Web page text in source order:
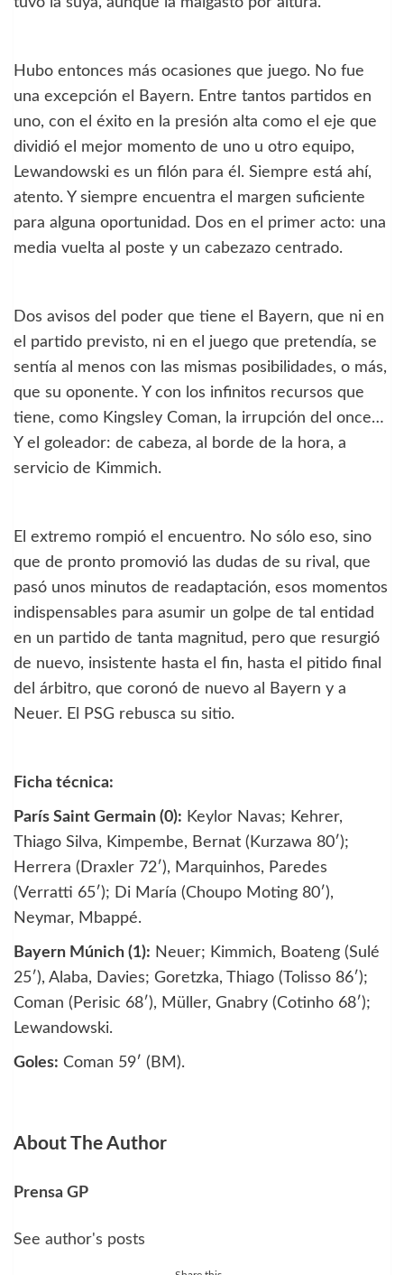
Hubo entonces más ocasiones que juego. No fue
una excepción el Bayern. Entre tantos partidos en
uno, con el éxito en la presión alta como el eje que
dividió el mejor momento de uno u otro equipo,
Lewandowski es un filón para él. Siempre está ahí,
atento. Y siempre encuentra el margen suficiente
para alguna oportunidad. Dos en el primer acto: una
media vuelta al poste y un cabezazo centrado.
Dos avisos del poder que tiene el Bayern, que ni en
el partido previsto, ni en el juego que pretendía, se
sentía al menos con las mismas posibilidades, o más,
que su oponente. Y con los infinitos recursos que
tiene, como Kingsley Coman, la irrupción del once…
Y el goleador: de cabeza, al borde de la hora, a
servicio de Kimmich.
El extremo rompió el encuentro. No sólo eso, sino
que de pronto promovió las dudas de su rival, que
pasó unos minutos de readaptación, esos momentos
indispensables para asumir un golpe de tal entidad
en un partido de tanta magnitud, pero que resurgió
de nuevo, insistente hasta el fin, hasta el pitido final
del árbitro, que coronó de nuevo al Bayern y a
Neuer. El PSG rebusca su sitio.
Ficha técnica:
París Saint Germain (0): Keylor Navas; Kehrer,
Thiago Silva, Kimpembe, Bernat (Kurzawa 80′);
Herrera (Draxler 72′), Marquinhos, Paredes
(Verratti 65′); Di María (Choupo Moting 80′),
Neymar, Mbappé.
Bayern Múnich (1): Neuer; Kimmich, Boateng (Sulé
25′), Alaba, Davies; Goretzka, Thiago (Tolisso 86′);
Coman (Perisic 68′), Müller, Gnabry (Cotinho 68′);
Lewandowski.
Goles: Coman 59′ (BM).
About The Author
Prensa GP
See author's posts